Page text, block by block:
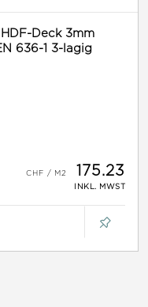
Deck 3mm
636-1 3-lagig
175.23
INKL. MWST